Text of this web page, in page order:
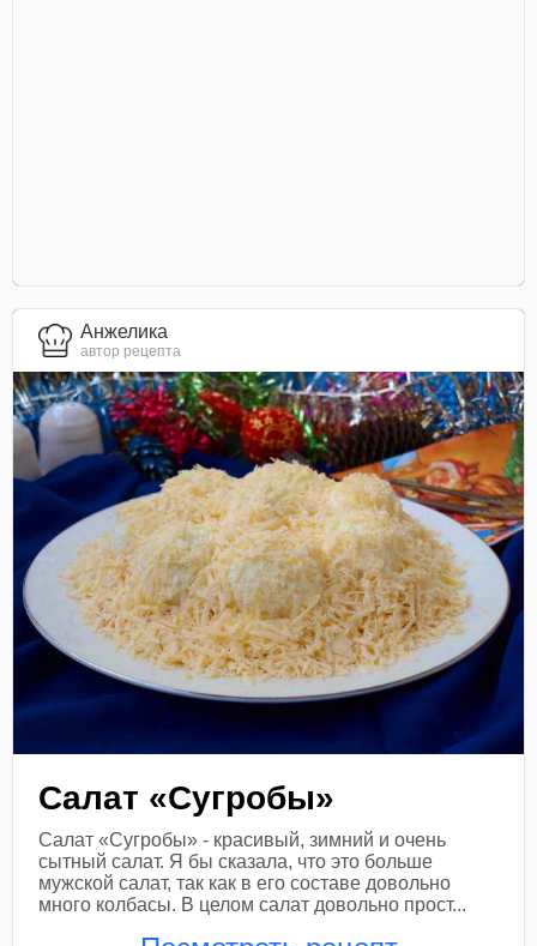
Анжелика
автор рецепта
Салат «Сугробы»
Салат «Сугробы» - красивый, зимний и очень
сытный салат. Я бы сказала, что это больше
мужской салат, так как в его составе довольно
много колбасы. В целом салат довольно прост...